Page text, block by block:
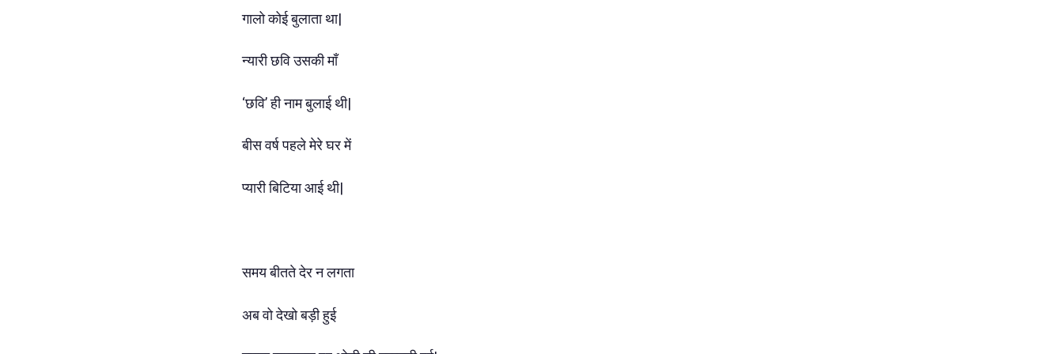
गालो कोई बुलाता था|
न्यारी छवि उसकी माँ
‘छवि’ ही नाम बुलाई थी|
बीस वर्ष पहले मेरे घर में
प्यारी बिटिया आई थी|
समय बीतते देर न लगता
अब वो देखो बड़ी हुई